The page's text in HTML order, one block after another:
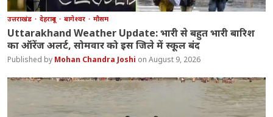
उत्तराखंड देहरादून बागेश्वर मौसम
Uttarakhand Weather Update: भारी से बहुत भारी बारिश
का ऑरेंज अलर्ट, सोमवार को इस जिले में स्कूल बंद
Mohan Chandra Joshi August 9, 2026